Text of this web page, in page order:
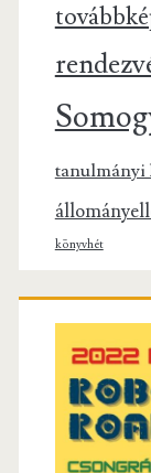
tanulmányi
könyvhét